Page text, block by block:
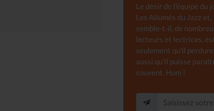
Le désir de l'équipe du
Les Allumés du Jazz et,
semble-t-il, de
lecteurs et lectrices,
seulement qu'il
aussi qu'il puisse
souvent. Hum !